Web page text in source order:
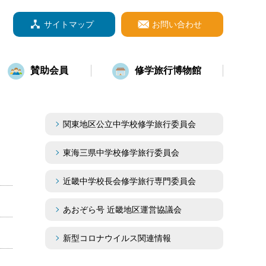
賛助会員 修学旅行博物館
サイトマップ お問い合わせ
関東地区公立中学校修学旅行委員会
東海三県中学校修学旅行委員会
近畿中学校長会修学旅行専門委員会
あおぞら号 近畿地区運営協議会
新型コロナウイルス関連情報